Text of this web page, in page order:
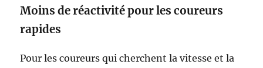
Moins de réactivité pour les coureurs
rapides
Pour les coureurs qui cherchent la vitesse et la